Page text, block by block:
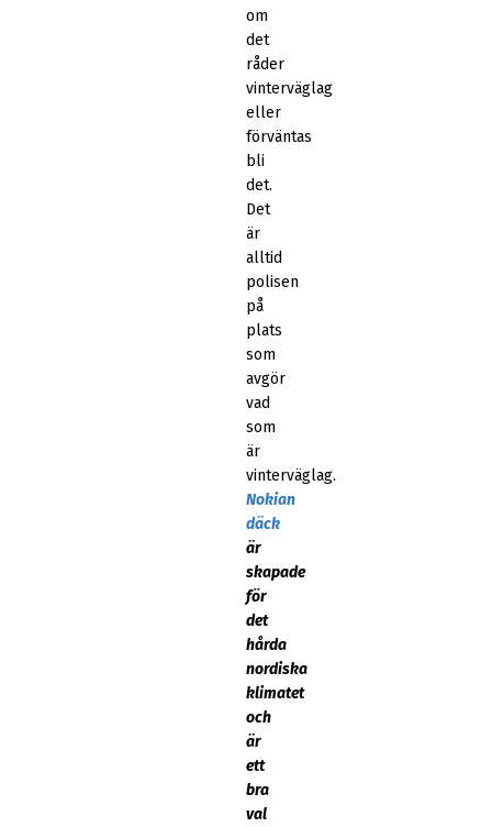
om
det
råder
vinterväglag
eller
förväntas
bli
det.
Det
är
alltid
polisen
på
plats
som
avgör
vad
som
är
vinterväglag.
Nokian
däck
är
skapade
för
det
hårda
nordiska
klimatet
och
är
ett
bra
val